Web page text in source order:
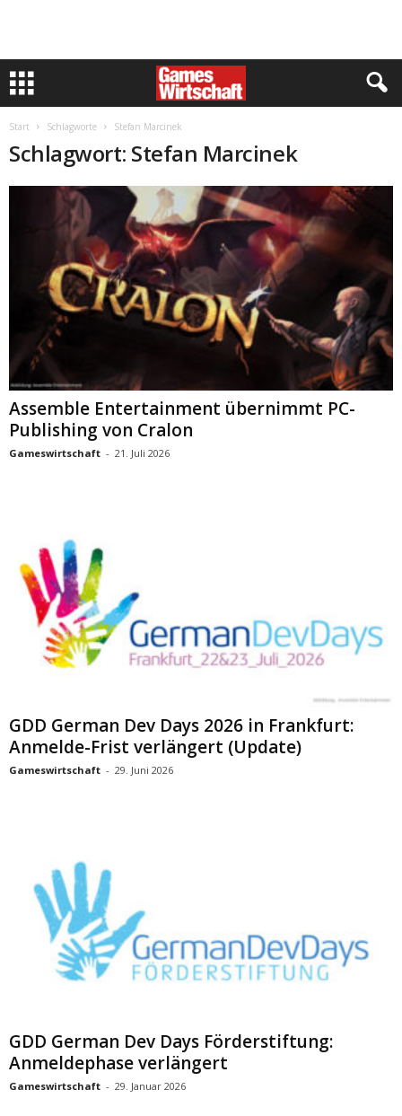
Start Schlagworte Stefan Marcinek
Schlagwort: Stefan Marcinek
Assemble Entertainment übernimmt PC-
Publishing von Cralon
Gameswirtschaft - 21. Juli 2026
GDD German Dev Days 2026 in Frankfurt:
Anmelde-Frist verlängert (Update)
Gameswirtschaft - 29. Juni 2026
GDD German Dev Days Förderstiftung:
Anmeldephase verlängert
Gameswirtschaft - 29. Januar 2026